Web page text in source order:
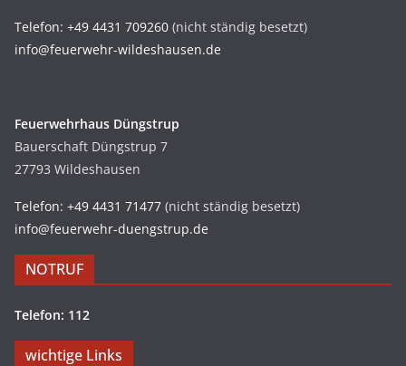
Telefon: +49 4431 709260 (nicht ständig besetzt)
info@feuerwehr-wildeshausen.de
Feuerwehrhaus Düngstrup
Bauerschaft Düngstrup 7
27793 Wildeshausen
Telefon: +49 4431 71477 (nicht ständig besetzt)
info@feuerwehr-duengstrup.de
NOTRUF
Telefon: 112
wichtige Links